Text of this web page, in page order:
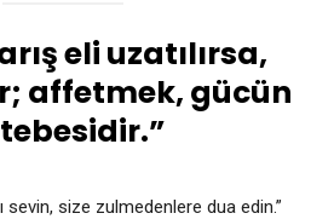
eli uzatılırsa,
affetmek, gücün
sevin, size zulmedenlere dua edin.”